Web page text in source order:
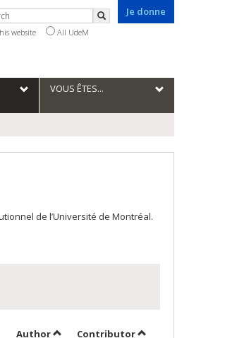
Je donne
Search
website All UdeM
VOUS ÊTES...
de l’Université de Montréal.
AuthorSort by author in ascending order
Contributorby contributor in